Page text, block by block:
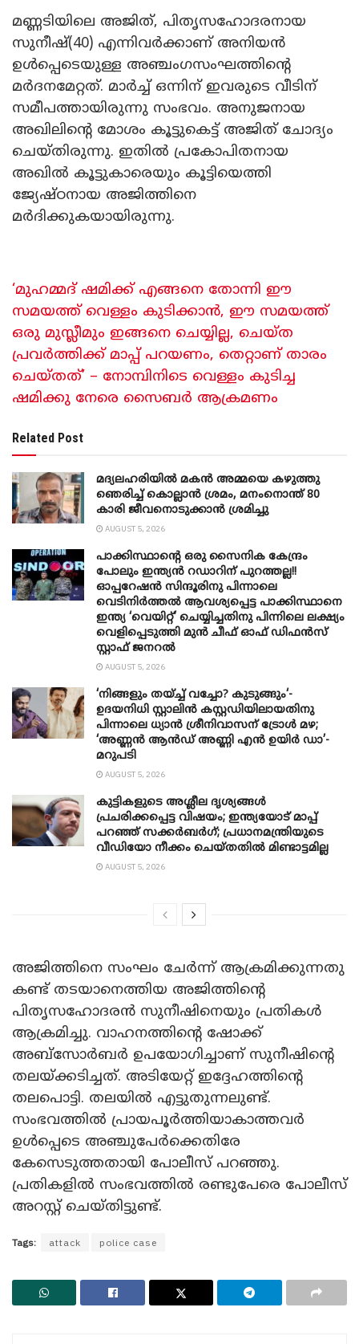
മണ്ണടിയിലെ അജിത്, പിതൃസഹോദരനായ
സുനീഷ്(40) എന്നിവർക്കാണ് അനിയൻ
ഉൾപ്പെടെയുള്ള അഞ്ചംഗസംഘത്തിന്റെ
മർദനമേറ്റത്. മാർച്ച് ഒന്നിന് ഇവരുടെ വീടിന്
സമീപത്തായിരുന്നു സംഭവം. അനുജനായ
അഖിലിന്റെ മോശം കൂട്ടുകെട്ട് അജിത് ചോദ്യം
ചെയ്തിരുന്നു. ഇതിൽ പ്രകോപിതനായ
അഖിൽ കൂട്ടുകാരെയും കൂട്ടിയെത്തി
ജ്യേഷ്ഠനായ അജിത്തിനെ
മർദിക്കുകയായിരുന്നു.
‘മുഹമ്മദ് ഷമിക്ക് എങ്ങനെ തോന്നി ഈ
സമയത്ത് വെള്ളം കുടിക്കാൻ, ഈ സമയത്ത്
ഒരു മുസ്ലീമും ഇങ്ങനെ ചെയ്യില്ല, ചെയ്ത
പ്രവർത്തിക്ക് മാപ്പ് പറയണം, തെറ്റാണ് താരം
ചെയ്തത്’ – നോമ്പിനിടെ വെള്ളം കുടിച്ച
ഷമിക്കു നേരെ സൈബർ ആക്രമണം
Related Post
മദ്യലഹരിയിൽ മകൻ അമ്മയെ കഴുത്തു
ഞെരിച്ച് കൊല്ലാൻ ശ്രമം, മനംനൊന്ത് 80
കാരി ജീവനൊടുക്കാൻ ശ്രമിച്ചു
AUGUST 5, 2026
പാക്കിസ്ഥാന്റെ ഒരു സൈനിക കേന്ദ്രം
പോലും ഇന്ത്യൻ റഡാറിന് പുറത്തല്ല!!
ഓപ്പറേഷൻ സിന്ദൂരിനു പിന്നാലെ
വെടിനിർത്തൽ ആവശ്യപ്പെട്ട പാക്കിസ്ഥാനെ
ഇന്ത്യ ‘വെയിറ്റ്’ ചെയ്യിച്ചതിനു പിന്നിലെ ലക്ഷ്യം
വെളിപ്പെടുത്തി മുൻ ചീഫ് ഓഫ് ഡിഫൻസ്
സ്റ്റാഫ് ജനറൽ
AUGUST 5, 2026
‘നിങ്ങളും തയ്ച്ച് വച്ചോ? കുടുങ്ങും‘-
ഉദയനിധി സ്റ്റാലിൻ കസ്റ്റഡിയിലായതിനു
പിന്നാലെ ധ്യാൻ ശ്രീനിവാസന് ട്രോൾ മഴ;
‘അണ്ണൻ ആൻഡ് അണ്ണി എൻ ഉയിർ ഡാ’-
മറുപടി
AUGUST 5, 2026
കുട്ടികളുടെ അശ്ലീല ദൃശ്യങ്ങൾ
പ്രചരിക്കപ്പെട്ട വിഷയം; ഇന്ത്യയോട് മാപ്പ്
പറഞ്ഞ് സക്കർബർഗ്; പ്രധാനമന്ത്രിയുടെ
വീഡിയോ നീക്കം ചെയ്തതിൽ മിണ്ടാട്ടമില്ല
AUGUST 5, 2026
അജിത്തിനെ സംഘം ചേർന്ന് ആക്രമിക്കുന്നതു
കണ്ട് തടയാനെത്തിയ അജിത്തിന്റെ
പിതൃസഹോദരൻ സുനീഷിനെയും പ്രതികൾ
ആക്രമിച്ചു. വാഹനത്തിന്റെ ഷോക്ക്
അബ്‌സോർബർ ഉപയോഗിച്ചാണ് സുനീഷിന്റെ
തലയ്ക്കടിച്ചത്. അടിയേറ്റ് ഇദ്ദേഹത്തിന്റെ
തലപൊട്ടി. തലയിൽ എട്ടുതുന്നലുണ്ട്.
സംഭവത്തിൽ പ്രായപൂർത്തിയാകാത്തവർ
ഉൾപ്പെടെ അഞ്ചുപേർക്കെതിരേ
കേസെടുത്തതായി പോലീസ് പറഞ്ഞു.
പ്രതികളിൽ സംഭവത്തിൽ രണ്ടുപേരെ പോലീസ്
അറസ്റ്റ് ചെയ്തിട്ടുണ്ട്.
Tags: attack police case